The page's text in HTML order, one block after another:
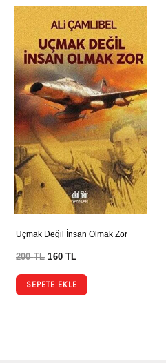
Uçmak Değil İnsan Olmak Zor
200TL 160TL
SEPETE EKLE